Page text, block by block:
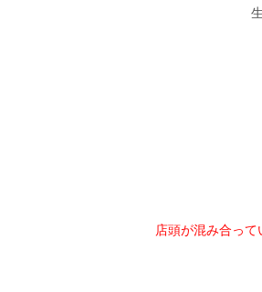
店頭が混み合って